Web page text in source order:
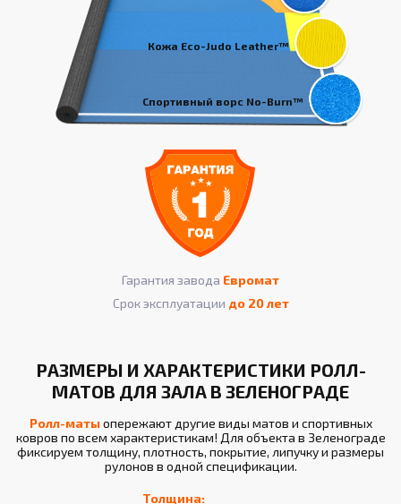
Кожа Eco-Judo Leather™
Спортивный ворс No-Burn™
Гарантия завода Евромат
Срок эксплуатации до 20 лет
РАЗМЕРЫ И ХАРАКТЕРИСТИКИ РОЛЛ-
МАТОВ ДЛЯ ЗАЛА В ЗЕЛЕНОГРАДЕ
Ролл-матыопережают другие виды матов и спортивных
ковров по всем характеристикам! Для объекта в Зеленограде
фиксируем толщину, плотность, покрытие, липучку и размеры
рулонов в одной спецификации.
Толщина: